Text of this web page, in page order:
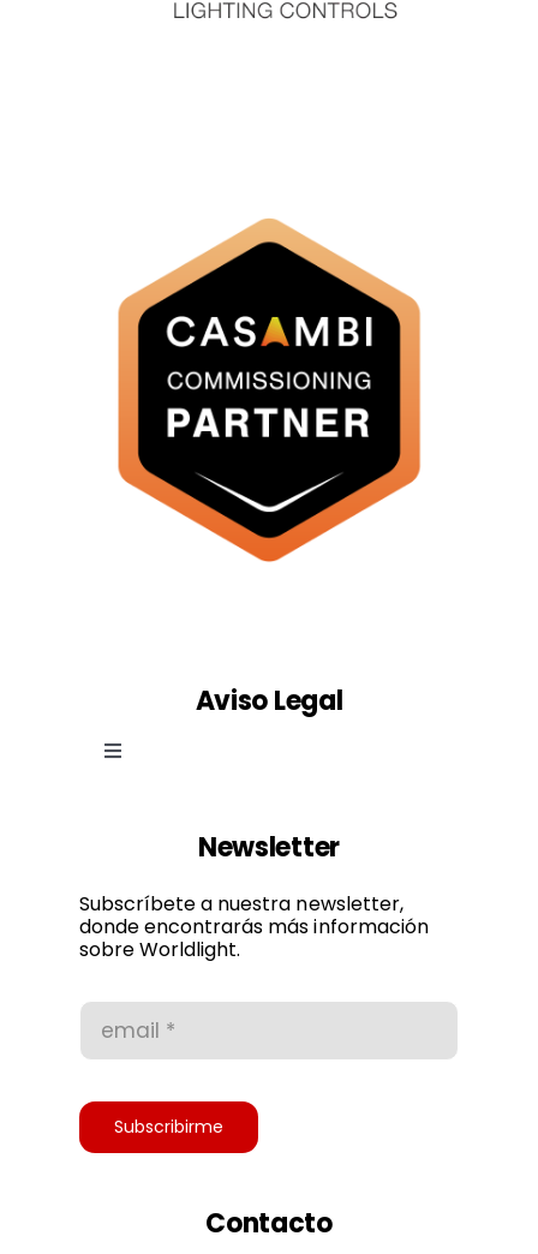
Aviso Legal
Toggle
Política de privacidad
Accesibilidad
Newsletter
Subscríbete a nuestra newsletter,
donde encontrarás más información
sobre Worldlight.
Subscribirme
Contacto